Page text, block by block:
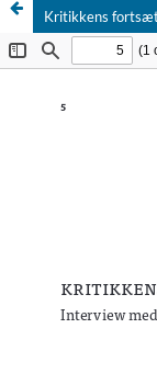
Kritikkens